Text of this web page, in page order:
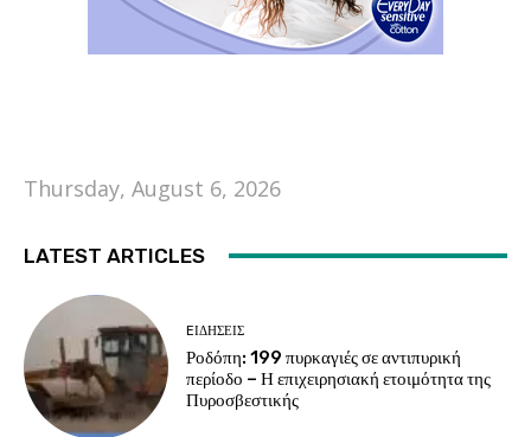
Thursday, August 6, 2026
LATEST ARTICLES
EΙΔΗΣΕΙΣ
Ροδόπη: 199 πυρκαγιές σε αντιπυρική
περίοδο – Η επιχειρησιακή ετοιμότητα της
Πυροσβεστικής